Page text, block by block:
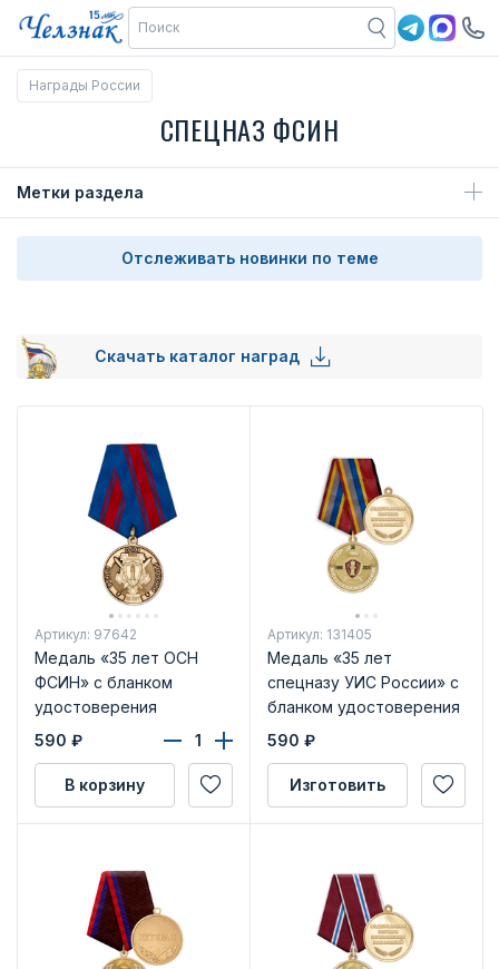
Награды России
СПЕЦНАЗ ФСИН
Метки раздела
Отслеживать новинки по теме
Скачать каталог наград
Артикул: 97642
Медаль «35 лет ОСН
ФСИН» с бланком
удостоверения
590 ₽
В корзину
Артикул: 131405
Медаль «35 лет
спецназу УИС России» с
бланком удостоверения
590 ₽
Изготовить